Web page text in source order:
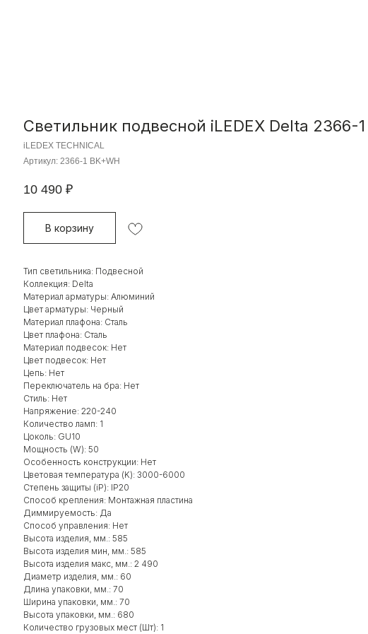
Светильник подвесной iLEDEX Delta 2366-1
iLEDEX TECHNICAL
Артикул: 2366-1 BK+WH
10 490 ₽
В корзину
Тип светильника: Подвесной
Коллекция: Delta
Материал арматуры: Алюминий
Цвет арматуры: Черный
Материал плафона: Сталь
Цвет плафона: Сталь
Материал подвесок: Нет
Цвет подвесок: Нет
Цепь: Нет
Переключатель на бра: Нет
Стиль: Нет
Напряжение: 220-240
Количество ламп: 1
Цоколь: GU10
Мощность (W): 50
Особенность конструкции: Нет
Цветовая температура (K): 3000-6000
Степень защиты (iP): IP20
Способ крепления: Монтажная пластина
Диммируемость: Да
Способ управления: Нет
Высота изделия, мм.: 585
Высота изделия мин, мм.: 585
Высота изделия макс, мм.: 2 490
Диаметр изделия, мм.: 60
Длина упаковки, мм.: 70
Ширина упаковки, мм.: 70
Высота упаковки, мм.: 680
Количество грузовых мест (Шт): 1